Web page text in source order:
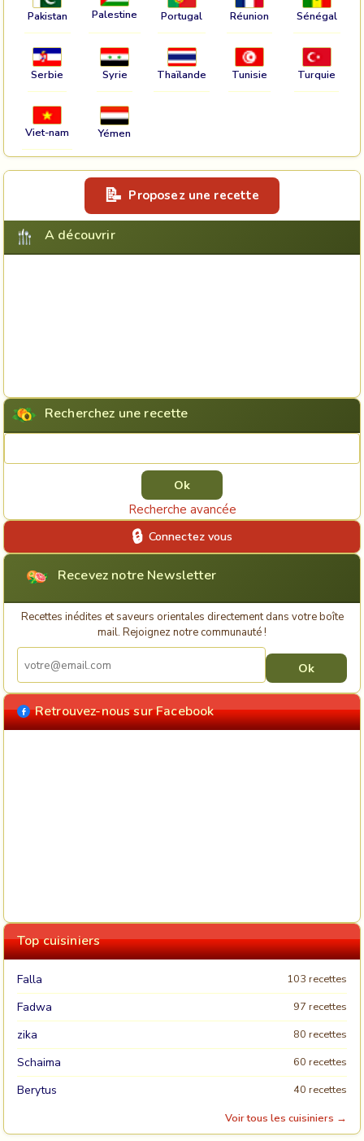
Pakistan Palestine Portugal Réunion Sénégal
Serbie Syrie Thaïlande Tunisie Turquie
Viet-nam Yémen
Proposez une recette
A découvrir
Recherchez une recette
Recherche avancée
Connectez vous
Recevez notre Newsletter
Recettes inédites et saveurs orientales directement dans votre boîte
mail. Rejoignez notre communauté !
Retrouvez-nous sur Facebook
Top cuisiniers
Falla 103 recettes
Fadwa 97 recettes
zika 80 recettes
Schaima 60 recettes
Berytus
40 recettes
Voir tous les cuisiniers →